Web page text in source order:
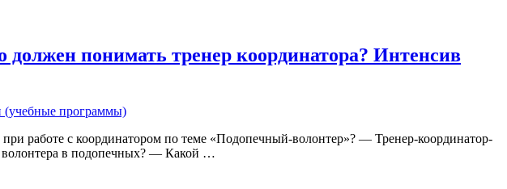
должен понимать тренер координатора? Интенсив
(учебные программы)
работе с координатором по теме «Подопечный-волонтер»? — Тренер-координатор-
волонтера в подопечных? — Какой …